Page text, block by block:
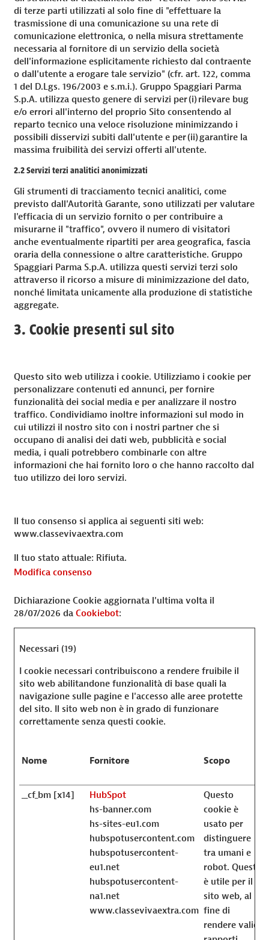
di terze parti utilizzati al solo fine di "effettuare la
trasmissione di una comunicazione su una rete di
comunicazione elettronica, o nella misura strettamente
necessaria al fornitore di un servizio della società
dell'informazione esplicitamente richiesto dal contraente
o dall'utente a erogare tale servizio" (cfr. art. 122, comma
1 del D.Lgs. 196/2003 e s.m.i.). Gruppo Spaggiari Parma
S.p.A. utilizza questo genere di servizi per (i) rilevare bug
e/o errori all'interno del proprio Sito consentendo al
reparto tecnico una veloce risoluzione minimizzando i
possibili disservizi subiti dall'utente e per (ii) garantire la
massima fruibilità dei servizi offerti all'utente.
2.2 Servizi terzi analitici anonimizzati
Gli strumenti di tracciamento tecnici analitici, come
previsto dall'Autorità Garante, sono utilizzati per valutare
l'efficacia di un servizio fornito o per contribuire a
misurarne il "traffico", ovvero il numero di visitatori
anche eventualmente ripartiti per area geografica, fascia
oraria della connessione o altre caratteristiche. Gruppo
Spaggiari Parma S.p.A. utilizza questi servizi terzi solo
attraverso il ricorso a misure di minimizzazione del dato,
nonché limitata unicamente alla produzione di statistiche
aggregate.
3. Cookie presenti sul sito
Questo sito web utilizza i cookie. Utilizziamo i cookie per
personalizzare contenuti ed annunci, per fornire
funzionalità dei social media e per analizzare il nostro
traffico. Condividiamo inoltre informazioni sul modo in
cui utilizzi il nostro sito con i nostri partner che si
occupano di analisi dei dati web, pubblicità e social
media, i quali potrebbero combinarle con altre
informazioni che hai fornito loro o che hanno raccolto dal
tuo utilizzo dei loro servizi.
Il tuo consenso si applica ai seguenti siti web:
www.classevivaextra.com
Il tuo stato attuale: Rifiuta.
Modifica consenso
Dichiarazione Cookie aggiornata l'ultima volta il
28/07/2026 da Cookiebot:
Necessari (19)
I cookie necessari contribuiscono a rendere fruibile il
sito web abilitandone funzionalità di base quali la
navigazione sulle pagine e l'accesso alle aree protette
del sito. Il sito web non è in grado di funzionare
correttamente senza questi cookie.
Nome Fornitore Scopo
__cf_bm [x14]
HubSpot
hs-banner.com
hs-sites-eu1.com
hubspotusercontent.com
hubspotusercontent-
eu1.net
hubspotusercontent-
na1.net
www.classevivaextra.com
Questo
cookie è
usato per
distinguere
tra umani e
robot. Questo
è utile per il
sito web, al
fine di
rendere validi